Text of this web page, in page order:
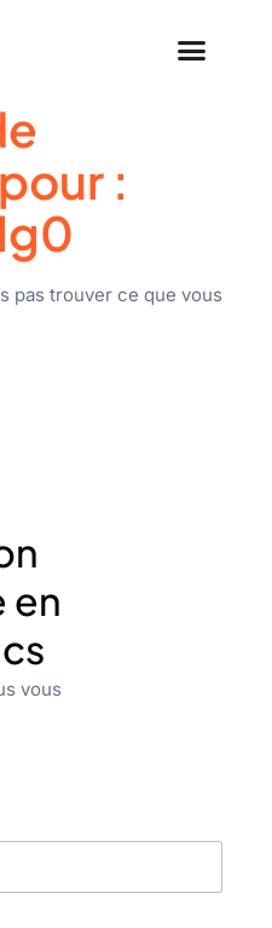
:
pas trouver ce que vous
en
vous